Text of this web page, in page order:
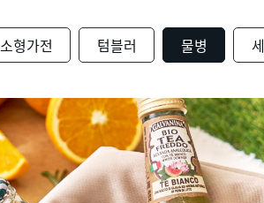
소형가전 텀블러 물병